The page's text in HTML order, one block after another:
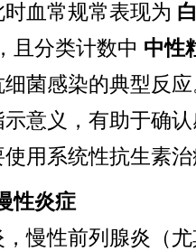
血常规常表现为
，且分类计数中 中性
细菌感染的典型反
意义，有助于确
用系统性抗生素
性炎症
慢性前列腺炎（